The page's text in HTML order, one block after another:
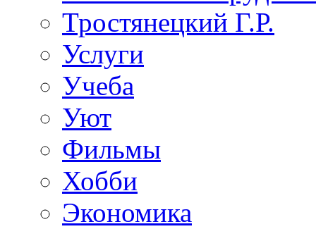
Тростянецкий Г.Р.
Услуги
Учеба
Уют
Фильмы
Хобби
Экономика